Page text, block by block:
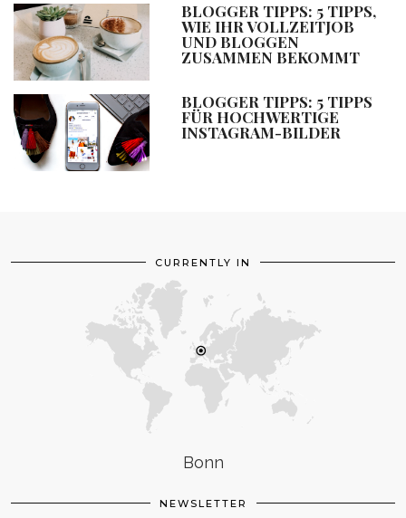
BLOGGER TIPPS: 5 TIPPS,
WIE IHR VOLLZEITJOB
UND BLOGGEN
ZUSAMMEN BEKOMMT
BLOGGER TIPPS: 5 TIPPS
FÜR HOCHWERTIGE
INSTAGRAM-BILDER
CURRENTLY IN
Bonn
NEWSLETTER